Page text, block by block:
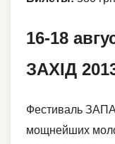
16-18
ЗАХІД
Фестиваль
мощнейших